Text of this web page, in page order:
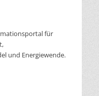
für
und Energiewende.